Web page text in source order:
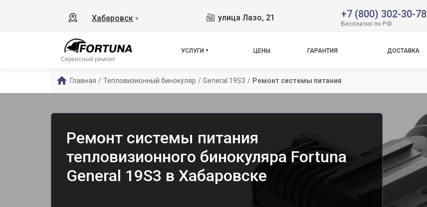
Хабаровск ▼ улица Лазо, 21 +7 (800) 302-30-78
Бесплатно по РФ
Сервисный ремонт
УСЛУГИ ЦЕНЫ ГАРАНТИЯ ДОСТАВКА
Главная / Тепловизионный бинокуляр / General 19S3 / Ремонт системы питания
Ремонт системы питания
тепловизионного бинокуляра Fortuna
General 19S3 в Хабаровске